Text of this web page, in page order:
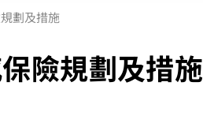
劃及措施
險規劃及措施